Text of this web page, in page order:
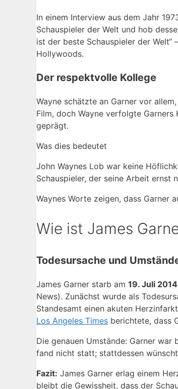
In einem Interview aus dem Jahr
Schauspieler der Welt und hob
ist der beste Schauspieler der
Hollywoods.
Der respektvolle Kollege
Wayne schätzte an Garner vor
Film, doch Wayne verfolgte
geprägt.
Was dies bedeutet
John Waynes Lob war keine
Schauspieler, der seine Arbeit ernst
Waynes Worte zeigen, dass Garner
Wie ist James
Todesursache und
James Garner starb am 19. Juli 2014
News). Zunächst wurde als
Standesamt einen akuten
Los Angeles Times berichtete, dass
Die genauen Umstände: Garner
fand nicht statt; stattdessen
Fazit: James Garner erlag einem
bleibt die Gewissheit, dass der